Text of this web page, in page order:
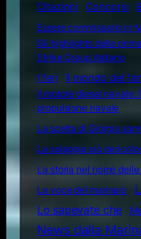
Citazioni
Concorsi
Essere commissario in
Gli highlights della
Strike Group italiano
I fari
Il mondo dei
Il motore diesel navale:
propulsione navale
La scelta di Giorgia
La spiaggia più
La storia nel nome
La voce del marinaio
Lo sapevate che
News dalla